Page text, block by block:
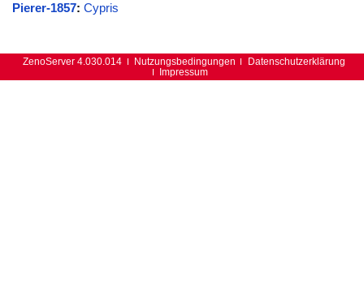
Pierer-1857: Cypris
ZenoServer 4.030.014 Nutzungsbedingungen
Datenschutzerklärung
Impressum